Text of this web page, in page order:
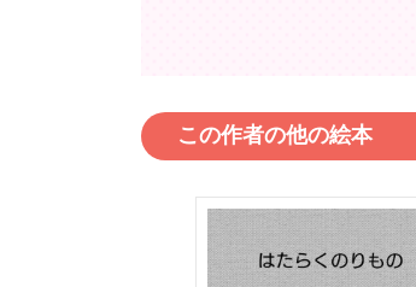
この作者の他の絵本